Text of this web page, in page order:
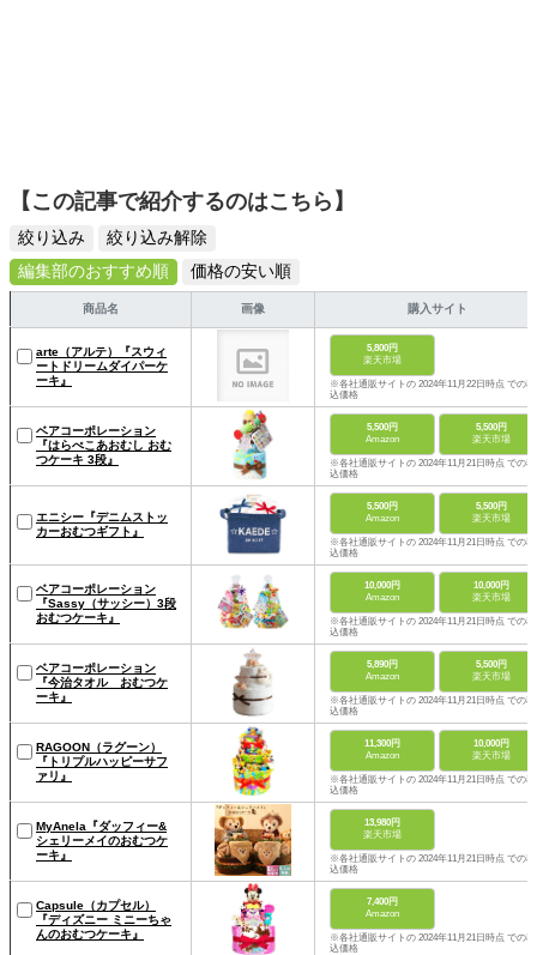
【この記事で紹介するのはこちら】
絞り込み
絞り込み解除
編集部のおすすめ順
価格の安い順
商品名 画像 購入サイト
arte（アルテ）『スウィ
ートドリームダイパーケ
ーキ』
5,800円
楽天市場
※各社通販サイトの 2024年11月22日時点 での税
込価格
ベアコーポレーション
『はらぺこあおむし おむ
つケーキ 3段』
5,500円
Amazon
5,500円
楽天市場
※各社通販サイトの 2024年11月21日時点 での税
込価格
エニシー『デニムストッ
カーおむつギフト』
5,500円
Amazon
5,500円
楽天市場
※各社通販サイトの 2024年11月21日時点 での税
込価格
ベアコーポレーション
『Sassy（サッシー）3段
おむつケーキ』
10,000円
Amazon
10,000円
楽天市場
※各社通販サイトの 2024年11月21日時点 での税
込価格
ベアコーポレーション
『今治タオル おむつケ
ーキ』
5,890円
Amazon
5,500円
楽天市場
※各社通販サイトの 2024年11月21日時点 での税
込価格
RAGOON（ラグーン）
『トリプルハッピーサフ
ァリ』
11,300円
Amazon
10,000円
楽天市場
※各社通販サイトの 2024年11月21日時点 での税
込価格
MyAnela『ダッフィー&
シェリーメイのおむつケ
ーキ』
13,980円
楽天市場
※各社通販サイトの 2024年11月21日時点 での税
込価格
Capsule（カプセル）
『ディズニー ミニーちゃ
んのおむつケーキ』
7,400円
Amazon
※各社通販サイトの 2024年11月21日時点 での税
込価格